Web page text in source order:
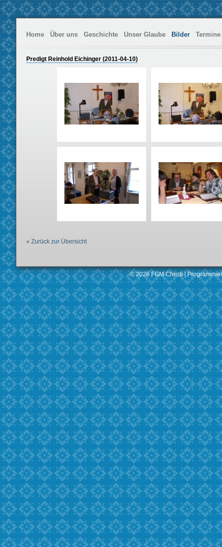
Home Über uns Geschichte Unser Glaube Bilder Termine
Predigt Reinhold Eichinger (2011-04-10)
« Zurück zur Übersicht
© 2026 FGM Christi |